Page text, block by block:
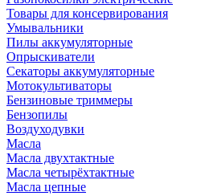
Товары для консервирования
Умывальники
Пилы аккумуляторные
Опрыскиватели
Секаторы аккумуляторные
Мотокультиваторы
Бензиновые триммеры
Бензопилы
Воздуходувки
Масла
Масла двухтактные
Масла четырёхтактные
Масла цепные